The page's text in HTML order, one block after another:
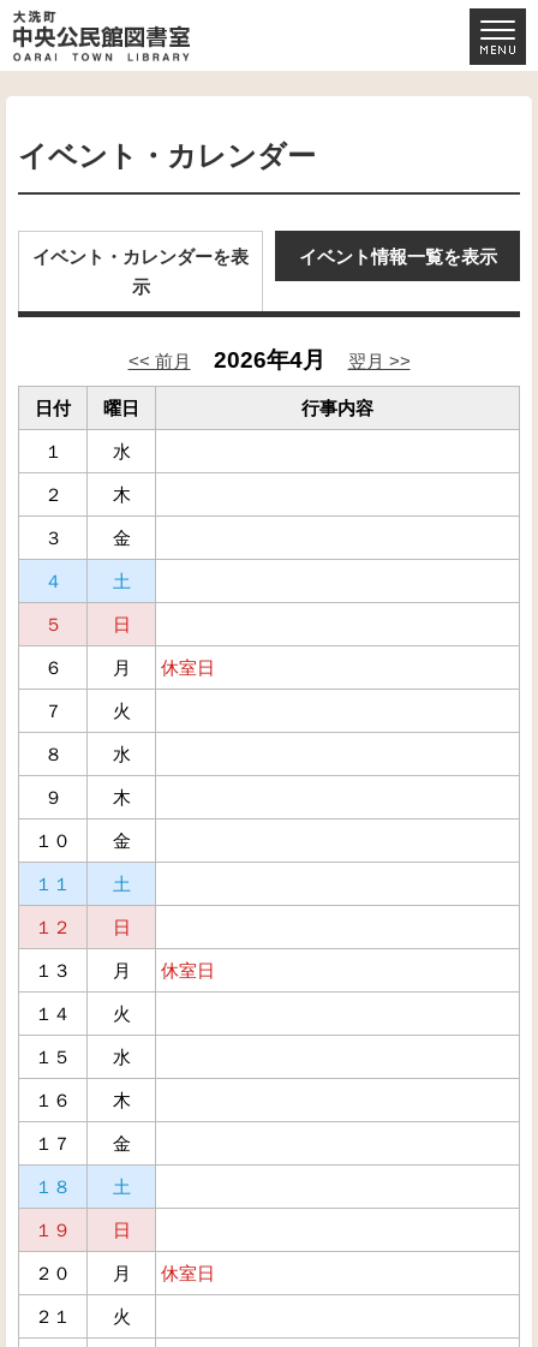
イベント・カレンダー
イベント・カレンダーを表
示
イベント情報一覧を表示
<< 前月 2026年4月 翌月 >>
日付 曜日 行事内容
１ 水
２ 木
３ 金
４ 土
５ 日
６ 月 休室日
７ 火
８ 水
９ 木
１０ 金
１１ 土
１２ 日
１３ 月 休室日
１４ 火
１５ 水
１６ 木
１７ 金
１８ 土
１９ 日
２０ 月 休室日
２１ 火